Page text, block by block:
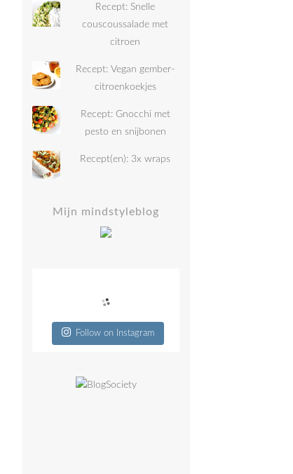
Recept: Snelle
couscoussalade met
citroen
Recept: Vegan gember-
citroenkoekjes
Recept: Gnocchi met
pesto en snijbonen
Recept(en): 3x wraps
Mijn mindstyleblog
Follow on Instagram